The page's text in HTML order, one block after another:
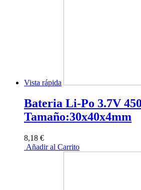
Vista rápida
Bateria Li-Po 3.7V
Tamaño:30x40x4mm
8,18 €
Añadir al Carrito